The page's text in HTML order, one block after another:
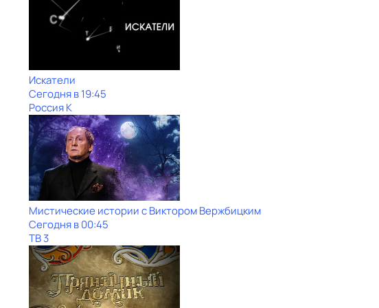
Искатели
Сегодня в 19:45
Россия К
Мистические истории с Виктoром Bержбицким
Сегодня в 00:45
ТВ 3